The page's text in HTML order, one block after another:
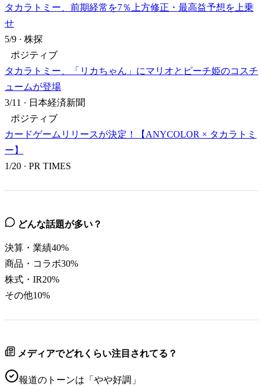
タカラトミー、前期経常を7％上方修正・最高益予想を上乗
せ
5/9 · 株探
ポジティブ
タカラトミー、「リカちゃん」にマリオとピーチ姫のコスチ
ュームが登場
3/11 · 日本経済新聞
ポジティブ
カードゲームリリースが決定！【ANYCOLOR × タカラトミ
ー】
1/20 · PR TIMES
どんな話題が多い？
決算・業績40%
商品・コラボ30%
株式・IR20%
その他10%
メディアでどれくらい注目されてる？
報道のトーンは「 やや好調 」